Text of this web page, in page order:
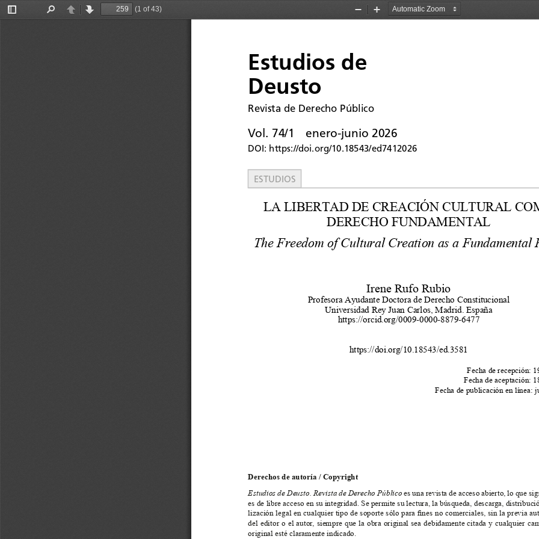
Toggle
PreviousNext
(1 of 43)
Zoom
Zoom
Estudios de
Deusto
Revista de Derecho Público
Vol. 74/1 enero-junio 2026
DOI: https://doi.org/10.18543/ed7412026
ESTUDIOS
LA LIBERTAD DE CREACIÓN CULTURAL
DERECHO FUNDAMENTAL
The Freedom of Cultural Creation as a Fundamental
Irene Rufo Rubio
Profesora Ayudante Doctora de Derecho Constitucional
Universidad Rey Juan Carlos, Madrid. España
https://orcid.org/0009-0000-8879-6477
https://doi.org/10.18543/ed.3581
Fecha de recepción:
Fecha de aceptación:
Fecha de publicación en línea:
Derechos de autoría / Copyright
Estudios de Deusto. Revista de Derecho Público es una revista de acceso abierto, lo que
es de libre acceso en su integridad. Se permite su lectura, la búsqueda, descarga,
lización legal en cualquier tipo de soporte sólo para fines no comerciales, sin la previa
del editor o el autor, siempre que la obra original sea debidamente citada y cualquier
original esté claramente indicado.